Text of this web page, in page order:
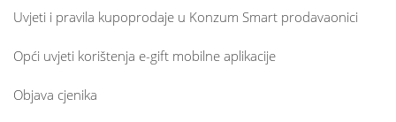
Uvjeti i pravila kupoprodaje u Konzum Smart prodavaonici
Opći uvjeti korištenja e-gift mobilne aplikacije
Objava cjenika